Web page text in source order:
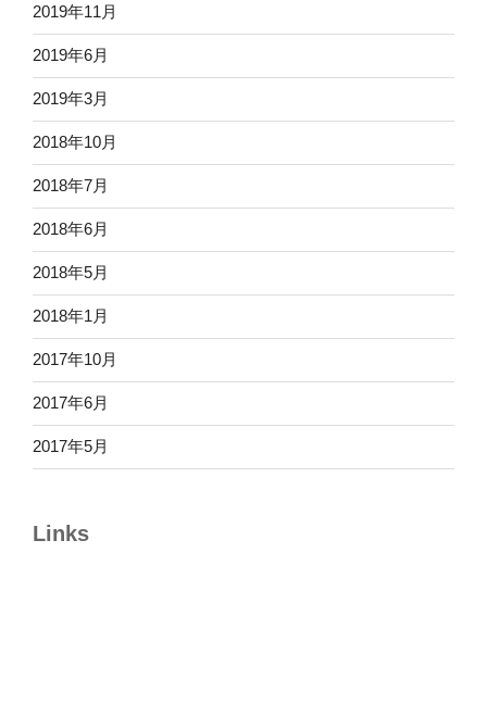
2019年11月
2019年6月
2019年3月
2018年10月
2018年7月
2018年6月
2018年5月
2018年1月
2017年10月
2017年6月
2017年5月
Links